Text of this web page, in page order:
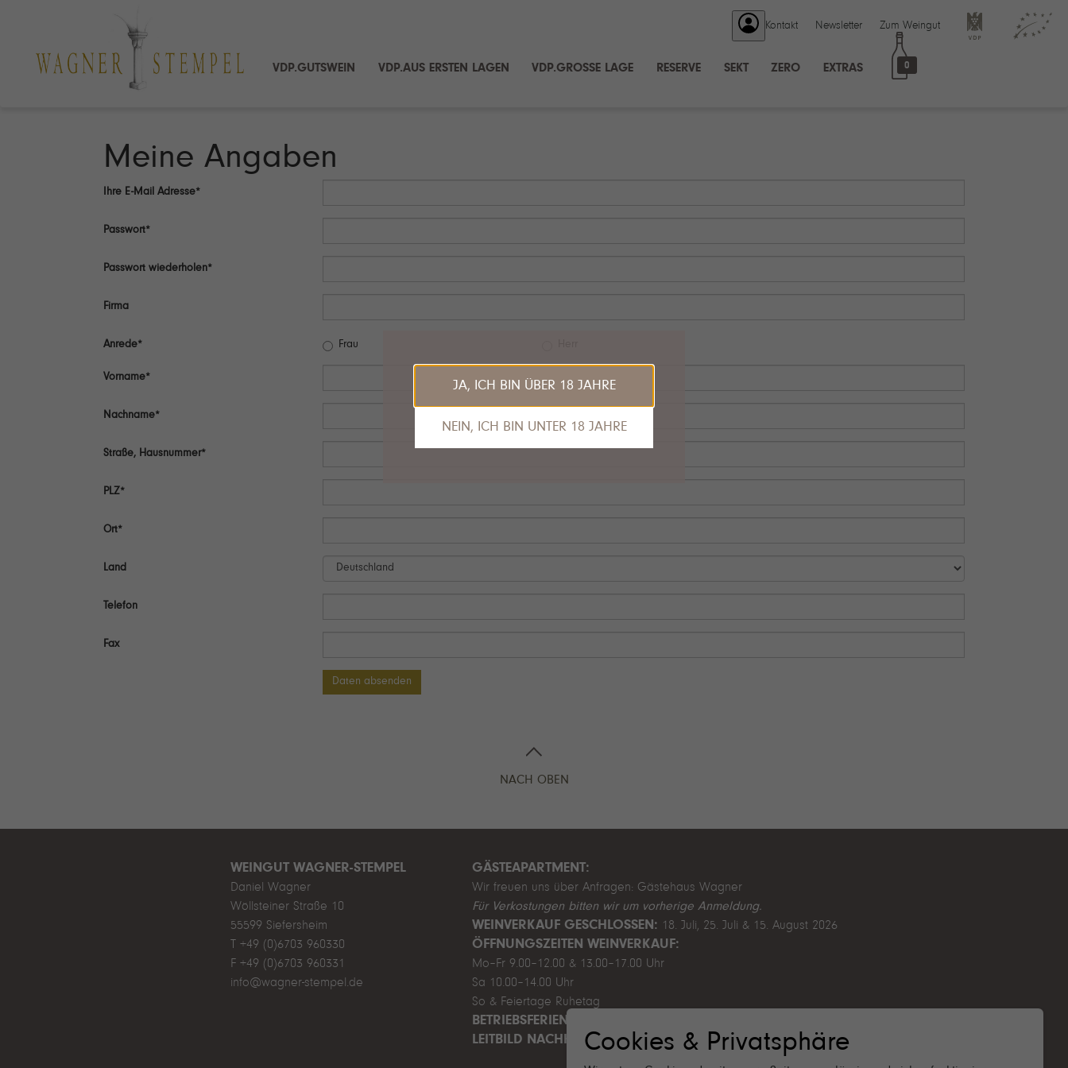
Kontakt Newsletter Zum Weingut
VDP.GUTSWEIN VDP.AUS ERSTEN LAGEN VDP.GROSSE LAGE RESERVE SEKT ZERO EXTRAS 0
Meine Angaben
Ihre E-Mail Adresse*
Passwort*
Passwort wiederholen*
Firma
Anrede* Frau
Vorname*
Nachname*
Straße, Hausnummer*
PLZ*
Ort*
Land
Telefon
Fax
NACH OBEN
WEINGUT WAGNER-STEMPEL
Daniel Wagner
Wöllsteiner Straße 10
55599 Siefersheim
T +49 (0)6703 960330
F +49 (0)6703 960331
info@wagner-stempel.de
GÄSTEAPARTMENT:
Wir freuen uns über Anfragen: Gästehaus Wagner
Für Verkostungen bitten wir um vorherige Anmeldung.
WEINVERKAUF GESCHLOSSEN: 18. Juli, 25. Juli & 15. August 2026
ÖFFNUNGSZEITEN WEINVERKAUF:
Mo–Fr 9.00–12.00 & 13.00–17.00 Uhr
Sa 10.00–14.00 Uhr
So & Feiertage Ruhetag
BETRIEBSFERIEN SOMMER:
LEITBILD NACHHALTIGKEIT 2025
JA, ICH BIN ÜBER 18 JAHRE
NEIN, ICH BIN UNTER 18 JAHRE
Cookies & Privatsphäre